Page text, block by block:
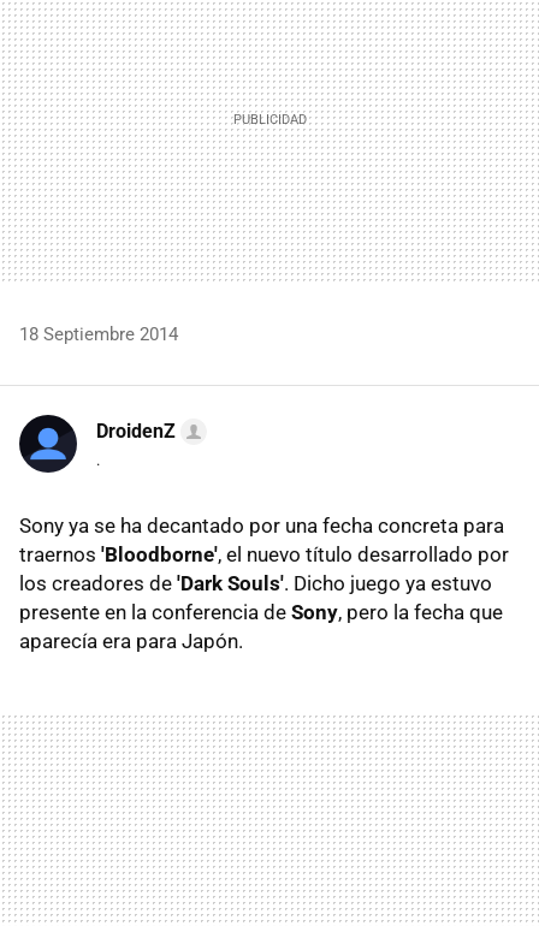
18 Septiembre 2014
DroidenZ
.
Sony ya se ha decantado por una fecha concreta para
traernos 'Bloodborne', el nuevo título desarrollado por
los creadores de 'Dark Souls'. Dicho juego ya estuvo
presente en la conferencia de Sony, pero la fecha que
aparecía era para Japón.